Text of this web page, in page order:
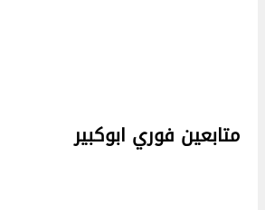
متابعين فوري ابوكبير